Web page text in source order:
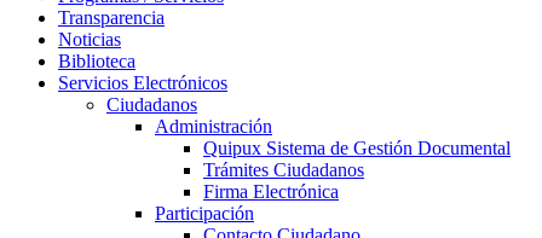
Transparencia
Noticias
Biblioteca
Servicios Electrónicos
Ciudadanos
Administración
Quipux Sistema de Gestión Documental
Trámites Ciudadanos
Firma Electrónica
Participación